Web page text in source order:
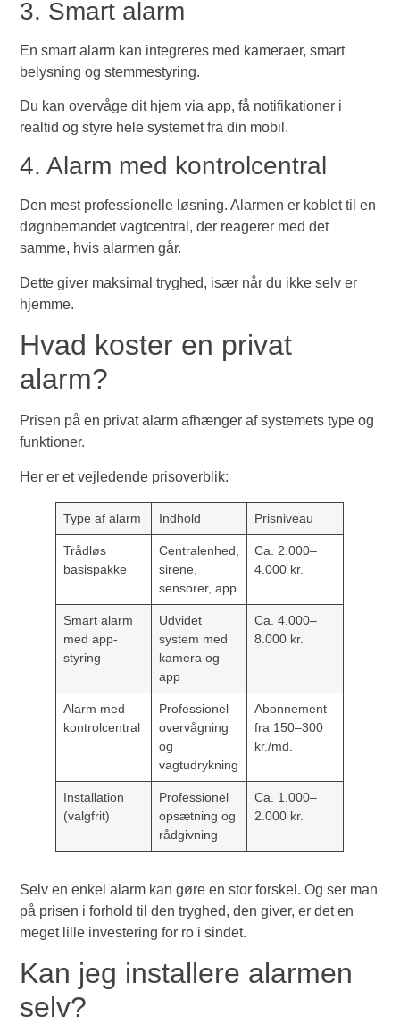
3. Smart alarm
En smart alarm kan integreres med kameraer, smart
belysning og stemmestyring.
Du kan overvåge dit hjem via app, få notifikationer i
realtid og styre hele systemet fra din mobil.
4. Alarm med kontrolcentral
Den mest professionelle løsning. Alarmen er koblet til en
døgnbemandet vagtcentral, der reagerer med det
samme, hvis alarmen går.
Dette giver maksimal tryghed, især når du ikke selv er
hjemme.
Hvad koster en privat
alarm?
Prisen på en privat alarm afhænger af systemets type og
funktioner.
Her er et vejledende prisoverblik:
Type af alarm Indhold Prisniveau
Trådløs
basispakke
Centralenhed,
sirene,
sensorer, app
Ca. 2.000–
4.000 kr.
Smart alarm
med app-
styring
Udvidet
system med
kamera og
app
Ca. 4.000–
8.000 kr.
Alarm med
kontrolcentral
Professionel
overvågning
og
vagtudrykning
Abonnement
fra 150–300
kr./md.
Installation
(valgfrit)
Professionel
opsætning og
rådgivning
Ca. 1.000–
2.000 kr.
Selv en enkel alarm kan gøre en stor forskel. Og ser man
på prisen i forhold til den tryghed, den giver, er det en
meget lille investering for ro i sindet.
Kan jeg installere alarmen
selv?